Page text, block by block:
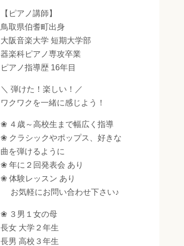
【ピアノ講師】
鳥取県伯耆町出身
大阪音楽大学 短期大学部
器楽科ピアノ専攻卒業
ピアノ指導歴 16年目
＼ 弾けた！楽しい！／
ワクワクを一緒に感じよう！
❀ ４歳～高校生まで幅広く指導
❀ クラシックやポップス、好きな
曲を弾けるように
❀ 年に２回発表会 あり
❀ 体験レッスン あり
お気軽にお問い合わせ下さい♪
❀ ３男１女の母
長女 大学２年生
長男 高校３年生